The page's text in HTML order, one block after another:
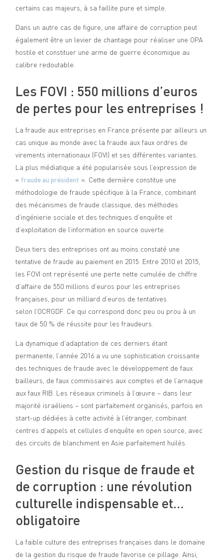
certains cas majeurs, à sa faillite pure et simple.
Dans un autre cas de figure, une affaire de corruption peut
également être un levier de chantage pour réaliser une OPA
hostile et constituer une arme de guerre économique au
calibre redoutable.
Les FOVI : 550 millions d’euros
de pertes pour les entreprises !
La fraude aux entreprises en France présente par ailleurs un
cas unique au monde avec la fraude aux faux ordres de
virements internationaux (FOVI) et ses différentes variantes.
La plus médiatique a été popularisée sous l’expression de
« fraude au président » Cette dernière constitue une
méthodologie de fraude spécifique à la France, combinant
des mécanismes de fraude classique, des méthodes
d’ingénierie sociale et des techniques d’enquête et
d’exploitation de l’information en source ouverte.
Deux tiers des entreprises ont au moins constaté une
tentative de fraude au paiement en 2015. Entre 2010 et 2015,
les FOVI ont représenté une perte nette cumulée de chiffre
d’affaire de 550 millions d’euros pour les entreprises
françaises, pour un milliard d’euros de tentatives
selon l’OCRGDF. Ce qui correspond donc peu ou prou à un
taux de 50 % de réussite pour les fraudeurs.
La dynamique d’adaptation de ces derniers étant
permanente, l’année 2016 a vu une sophistication croissante
des techniques de fraude avec le développement de faux
bailleurs, de faux commissaires aux comptes et de l’arnaque
aux faux RIB. Les réseaux criminels à l’œuvre – dans leur
majorité israéliens – sont parfaitement organisés, parfois en
start-up dédiées à cette activité à l’étranger, combinant
centres d’appels et cellules d’enquête en open source, avec
des circuits de blanchiment en Asie parfaitement huilés.
Gestion du risque de fraude et
de corruption : une révolution
culturelle indispensable et…
obligatoire
La faible culture des entreprises françaises dans le domaine
de la gestion du risque de fraude favorise ce pillage. Ainsi,